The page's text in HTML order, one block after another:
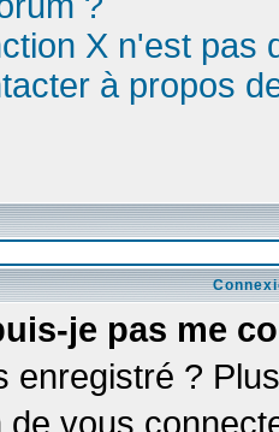
X n'est pas
à propos
je pas me
enregistré ?
vous